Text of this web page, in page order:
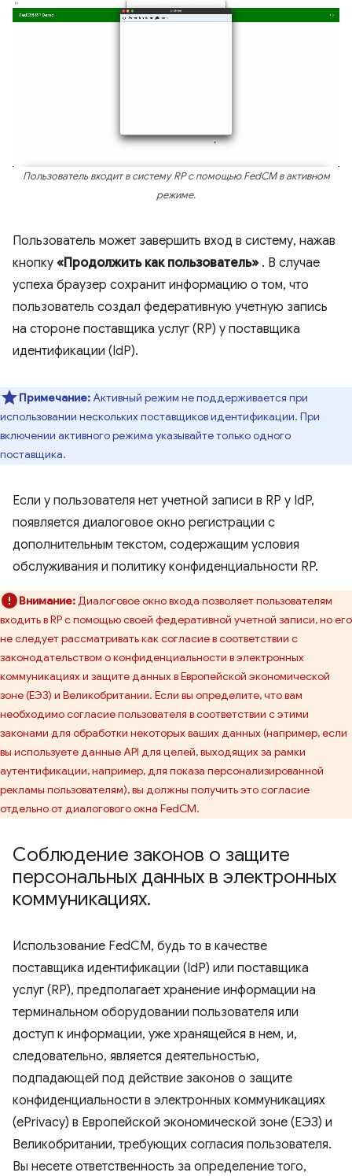
Пользователь входит в систему RP с помощью FedCM в активном
режиме.
Пользователь может завершить вход в систему, нажав
кнопку «Продолжить как пользователь» . В случае
успеха браузер сохранит информацию о том, что
пользователь создал федеративную учетную запись
на стороне поставщика услуг (RP) у поставщика
идентификации (IdP).
Примечание:Активный режим не поддерживается при
использовании нескольких поставщиков идентификации. При
включении активного режима указывайте только одного
поставщика.
Если у пользователя нет учетной записи в RP у IdP,
появляется диалоговое окно регистрации с
дополнительным текстом, содержащим условия
обслуживания и политику конфиденциальности RP.
Внимание:Диалоговое окно входа позволяет пользователям
входить в RP с помощью своей федеративной учетной записи, но его
не следует рассматривать как согласие в соответствии с
законодательством о конфиденциальности в электронных
коммуникациях и защите данных в Европейской экономической
зоне (ЕЭЗ) и Великобритании. Если вы определите, что вам
необходимо согласие пользователя в соответствии с этими
законами для обработки некоторых ваших данных (например, если
вы используете данные API для целей, выходящих за рамки
аутентификации, например, для показа персонализированной
рекламы пользователям), вы должны получить это согласие
отдельно от диалогового окна FedCM.
Соблюдение законов о защите
персональных данных в электронных
коммуникациях.
Использование FedCM, будь то в качестве
поставщика идентификации (IdP) или поставщика
услуг (RP), предполагает хранение информации на
терминальном оборудовании пользователя или
доступ к информации, уже хранящейся в нем, и,
следовательно, является деятельностью,
подпадающей под действие законов о защите
конфиденциальности в электронных коммуникациях
(ePrivacy) в Европейской экономической зоне (ЕЭЗ) и
Великобритании, требующих согласия пользователя.
Вы несете ответственность за определение того,